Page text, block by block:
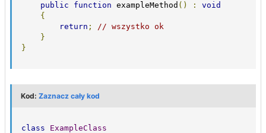
public
function exampleMethod () :
void
{
return ;
// wszystko ok
}
}
Kod: Zaznacz cały kod
class
ExampleClass